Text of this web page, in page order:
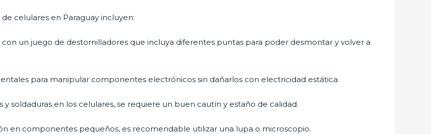
celulares en Paraguay incluyen:
con un juego de destornilladores que incluya diferentes puntas para poder desmontar y volver a
para manipular componentes electrónicos sin dañarlos con electricidad estática.
y soldaduras en los celulares, se requiere un buen cautín y estaño de calidad.
en componentes pequeños, es recomendable utilizar una lupa o microscopio.